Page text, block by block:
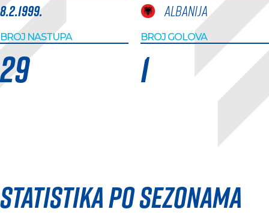
8.2.1999. Albanija
BROJ NASTUPA
29
BROJ GOLOVA
1
Statistika po sezonama